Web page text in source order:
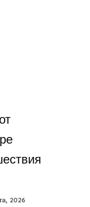
2026